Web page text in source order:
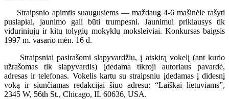
Straipsnio apimtis suaugusiems — maždaug 4-6 mašinėle rašyti
puslapiai, jaunimo gali būti trumpesni. Jaunimui priklausys tik
viduriniųjų ir kitų tolygių mokyklų moksleiviai. Konkursas baigsis
1997 m. vasario mėn. 16 d.
Straipsniai pasirašomi slapyvardžiu, į atskirą vokelį (ant kurio
užrašomas tik slapyvardis) įdedama tikroji autoriaus pavardė,
adresas ir telefonas. Vokelis kartu su straipsniu įdedamas į didesnį
voką ir siunčiamas redakcijai šiuo adresu: “Laiškai lietuviams”,
2345 W, 56th St., Chicago, IL 60636, USA.